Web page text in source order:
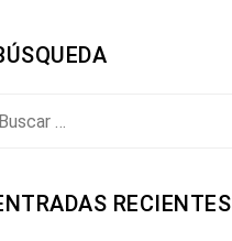
RECIENTES